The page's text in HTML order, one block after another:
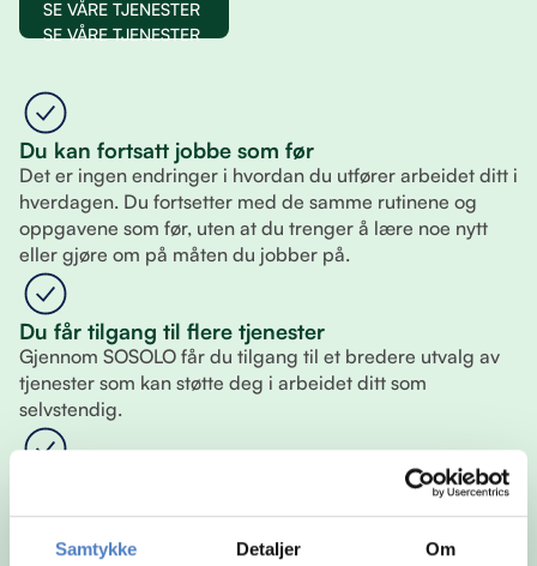
Samtykke Detaljer Om
SE VÅRE TJENESTER
SE VÅRE TJENESTER
Du kan fortsatt jobbe som før
Det er ingen endringer i hvordan du utfører arbeidet ditt i
hverdagen. Du fortsetter med de samme rutinene og
oppgavene som før, uten at du trenger å lære noe nytt
eller gjøre om på måten du jobber på.
Du får tilgang til flere tjenester
Gjennom SOSOLO får du tilgang til et bredere utvalg av
tjenester som kan støtte deg i arbeidet ditt som
selvstendig.
Du står fritt til å sette sammen din egen løsning. Det betyr
at du kun bruker tjenestene som er relevante for deg, og